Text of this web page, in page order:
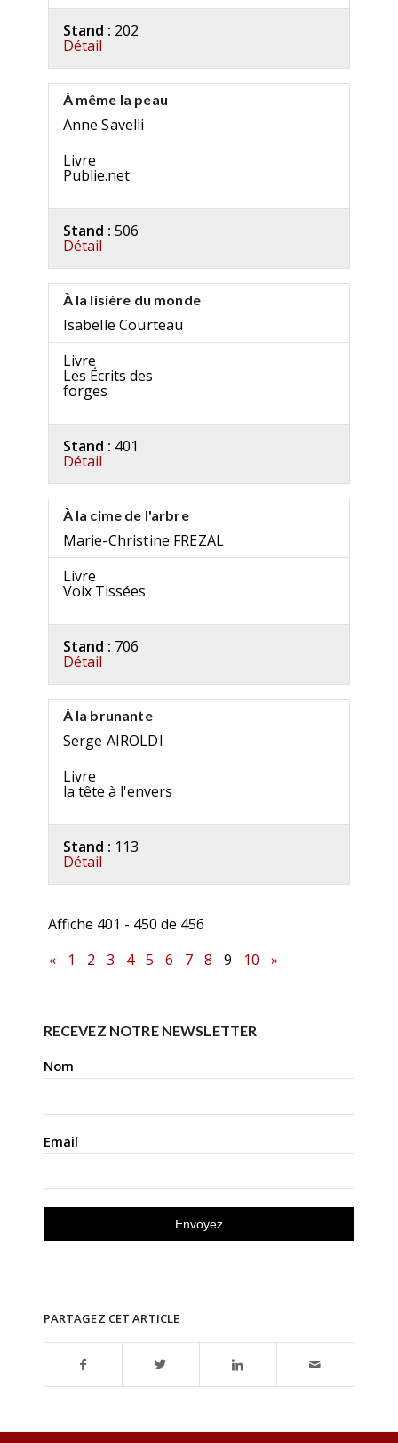
Stand : 202
Détail
À même la peau
Anne Savelli
Livre
Publie.net
Stand : 506
Détail
À la lisière du monde
Isabelle Courteau
Livre
Les Écrits des
forges
Stand : 401
Détail
À la cime de l'arbre
Marie-Christine FREZAL
Livre
Voix Tissées
Stand : 706
Détail
À la brunante
Serge AIROLDI
Livre
la tête à l'envers
Stand : 113
Détail
Affiche 401 - 450 de 456
«
1 2 3 4 5 6 7 8 9 10 »
RECEVEZ NOTRE NEWSLETTER
Nom
Email
PARTAGEZ CET ARTICLE